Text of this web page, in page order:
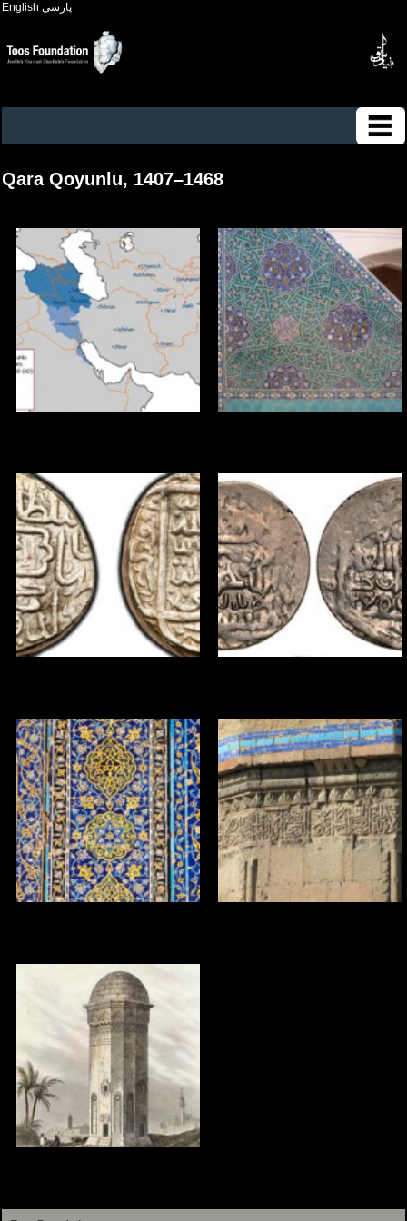
English پارسی
Qara Qoyunlu, 1407–1468